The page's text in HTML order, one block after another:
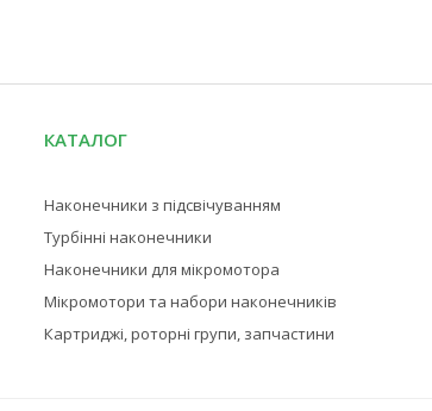
КАТАЛОГ
Наконечники з підсвічуванням
Турбінні наконечники
Наконечники для мікромотора
Мікромотори та набори наконечників
Картриджі, роторні групи, запчастини